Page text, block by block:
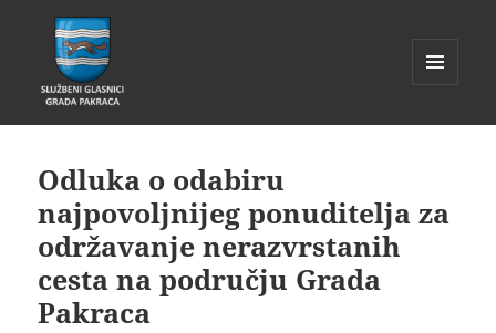
WIDGETI
Odluka o odabiru
najpovoljnijeg ponuditelja za
održavanje nerazvrstanih
cesta na području Grada
Pakraca